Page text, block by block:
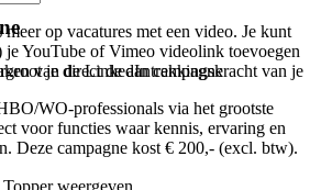
op vacatures met een video. Je kunt
YouTube of Vimeo videolink toevoegen
je direct de aantrekkingskracht van je
Topper weergeven
van de LinkedIn campagne
WO-professionals via het grootste
voor functies waar kennis, ervaring en
Deze campagne kost € 200,- (excl. btw).